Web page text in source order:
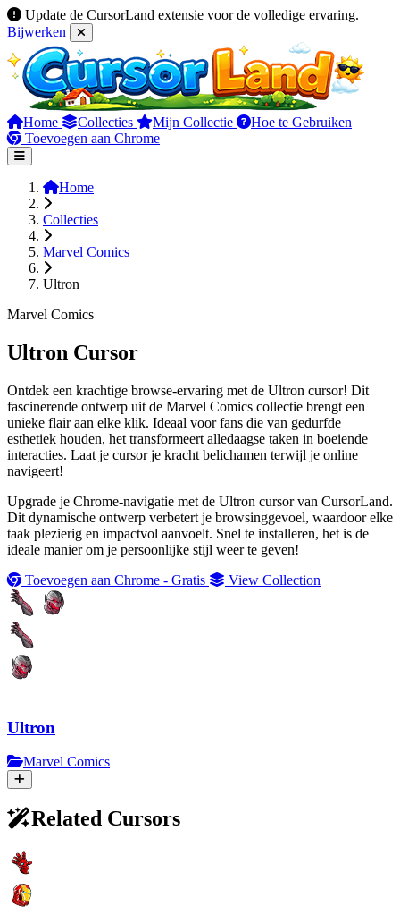
Update de CursorLand extensie voor de volledige ervaring.
Bijwerken
Home Collecties Mijn Collectie
Hoe te Gebruiken
Toevoegen aan Chrome
Home
Collecties
Marvel Comics
Ultron
Marvel Comics
Ultron Cursor
Ontdek een krachtige browse-ervaring met de Ultron cursor! Dit
fascinerende ontwerp uit de Marvel Comics collectie brengt een
unieke flair aan elke klik. Ideaal voor fans die van gedurfde
esthetiek houden, het transformeert alledaagse taken in boeiende
interacties. Laat je cursor je kracht belichamen terwijl je online
navigeert!
Upgrade je Chrome-navigatie met de Ultron cursor van CursorLand.
Dit dynamische ontwerp verbetert je browsinggevoel, waardoor elke
taak plezierig en impactvol aanvoelt. Snel te installeren, het is de
ideale manier om je persoonlijke stijl weer te geven!
Toevoegen aan Chrome - Gratis
View Collection
Ultron
Marvel Comics
Related Cursors